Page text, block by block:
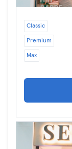
Classic
Premium
Max